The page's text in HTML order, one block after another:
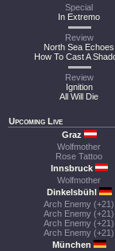
Special
In Extremo
Review
North Sea Echoes
How To Cast A
Review
Ignition
All Will Die
Upcoming Live
Graz
Wolfmother
Rose Tattoo
Innsbruck
Wolfmother
Dinkelsbühl
Arch Enemy (+21)
Arch Enemy (+21)
Arch Enemy (+21)
Arch Enemy (+21)
München